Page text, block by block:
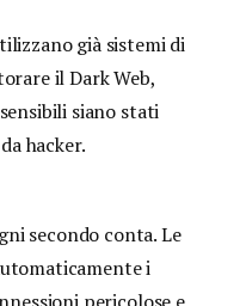
già sistemi di
il Dark Web,
siano stati
hacker.
secondo conta. Le
i